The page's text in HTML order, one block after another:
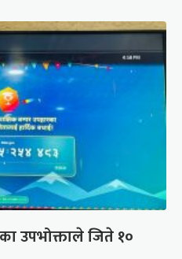
उपभोक्ताले जिते १०